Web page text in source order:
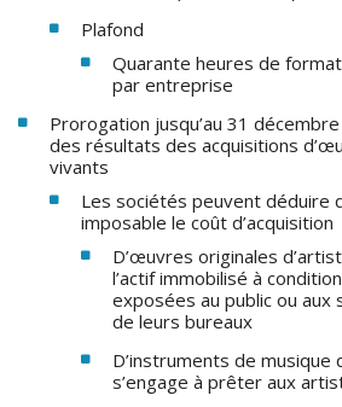
Plafond
Quarante heures de
par entreprise
Prorogation jusqu’au 31
des résultats des acquisitions
vivants
Les sociétés peuvent déduire
imposable le coût d’acquisition
D’œuvres originales
l’actif immobilisé à
exposées au public ou aux
de leurs bureaux
D’instruments de musique
s’engage à prêter aux